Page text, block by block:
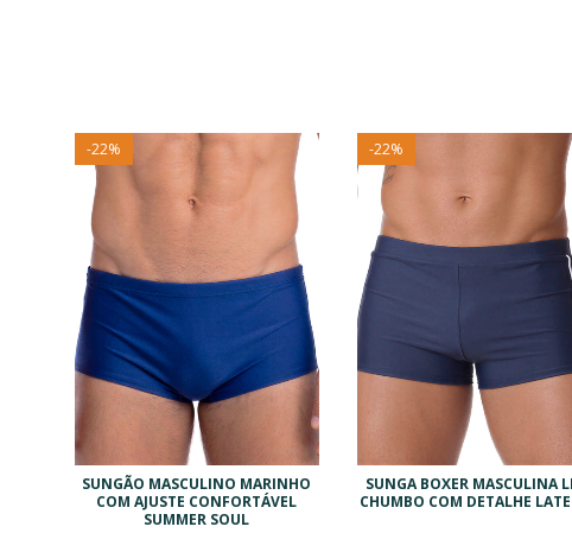
-22%
SUNGÃO MASCULINO MARINHO
COM AJUSTE CONFORTÁVEL
SUMMER SOUL
-22%
SUNGA BOXER MASCULINA
CHUMBO COM DETALHE